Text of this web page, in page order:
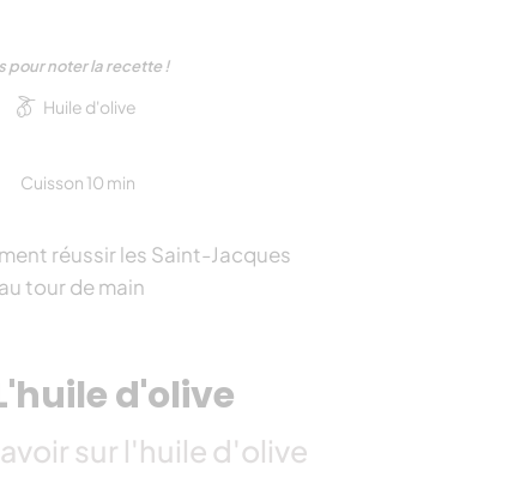
pour noter la recette !
Huile d'olive
Cuisson 10 min
réussir les Saint-Jacques
tour de main
d'olive
sur l'huile d'olive